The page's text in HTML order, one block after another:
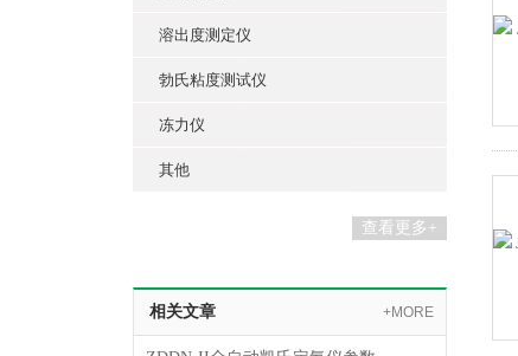
溶出度测定仪
勃氏粘度测试仪
冻力仪
其他
查看更多+
相关文章 +MORE